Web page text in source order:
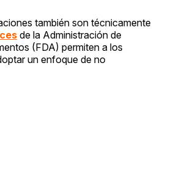
también son técnicamente
de la Administración de
(FDA) permiten a los
un enfoque de no